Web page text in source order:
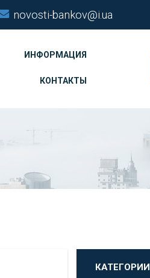
novosti-bankov@i.ua
ИНФОРМАЦИЯ
КОНТАКТЫ
КАТЕГОРИИ